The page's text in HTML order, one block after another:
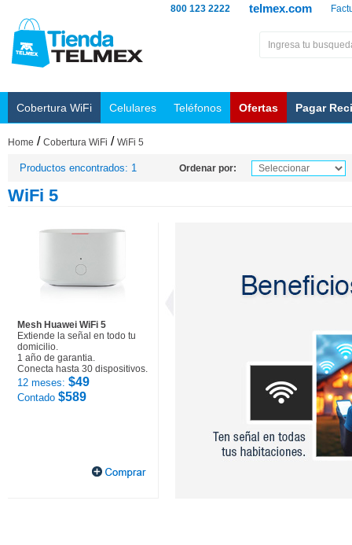
telmex.com
800 123 2222
Cobertura WiFi Celulares Teléfonos Ofertas Pagar
Home / Cobertura WiFi / WiFi 5
Productos encontrados: 1 Ordenar por:
WiFi 5
Mesh Huawei WiFi 5
Extiende la señal en todo tu
domicilio.
1 año de garantia.
Conecta hasta 30 dispositivos.
12 meses: $49
Contado $589